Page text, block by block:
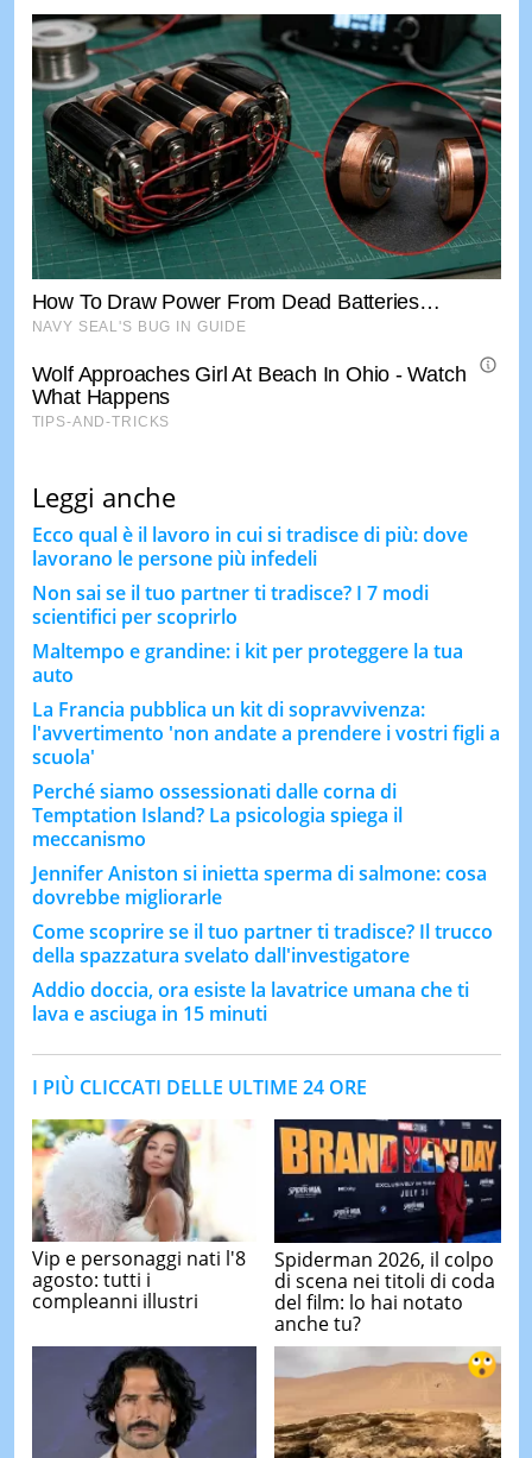
Leggi anche
Ecco qual è il lavoro in cui si tradisce di più: dove
lavorano le persone più infedeli
Non sai se il tuo partner ti tradisce? I 7 modi
scientifici per scoprirlo
Maltempo e grandine: i kit per proteggere la tua
auto
La Francia pubblica un kit di sopravvivenza:
l'avvertimento 'non andate a prendere i vostri figli a
scuola'
Perché siamo ossessionati dalle corna di
Temptation Island? La psicologia spiega il
meccanismo
Jennifer Aniston si inietta sperma di salmone: cosa
dovrebbe migliorarle
Come scoprire se il tuo partner ti tradisce? Il trucco
della spazzatura svelato dall'investigatore
Addio doccia, ora esiste la lavatrice umana che ti
lava e asciuga in 15 minuti
I PIÙ CLICCATI DELLE ULTIME 24 ORE
Vip e personaggi nati l'8
agosto: tutti i
compleanni illustri
Spiderman 2026, il colpo
di scena nei titoli di coda
del film: lo hai notato
anche tu?